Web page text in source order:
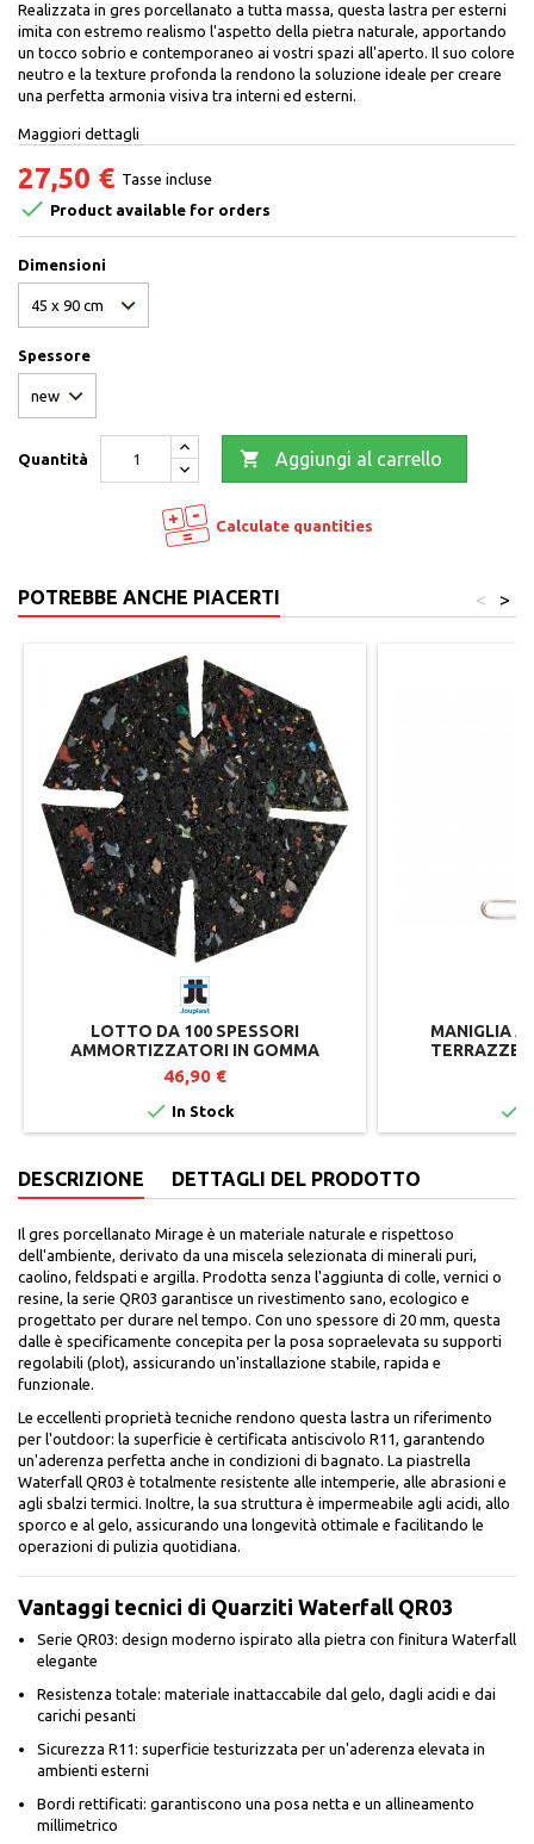
Realizzata in gres porcellanato a tutta massa, questa lastra per esterni
imita con estremo realismo l'aspetto della pietra naturale, apportando
un tocco sobrio e contemporaneo ai vostri spazi all'aperto. Il suo colore
neutro e la texture profonda la rendono la soluzione ideale per creare
una perfetta armonia visiva tra interni ed esterni.
Maggiori dettagli
27,50 € Tasse incluse
 Product available for orders
Dimensioni
Spessore
Quantità  Aggiungi al carrello
Calculate quantities
POTREBBE ANCHE PIACERTI >
<
LOTTO DA 100 SPESSORI
AMMORTIZZATORI IN GOMMA
RICICLATA PER SUPPORTI TERRAZZA
46,90 €
 In Stock
MANIGLIA
TERRAZZE

DESCRIZIONE DETTAGLI DEL PRODOTTO
Il gres porcellanato Mirage è un materiale naturale e rispettoso
dell'ambiente, derivato da una miscela selezionata di minerali puri,
caolino, feldspati e argilla. Prodotta senza l'aggiunta di colle, vernici o
resine, la serie QR03 garantisce un rivestimento sano, ecologico e
progettato per durare nel tempo. Con uno spessore di 20 mm, questa
dalle è specificamente concepita per la posa sopraelevata su supporti
regolabili (plot), assicurando un'installazione stabile, rapida e
funzionale.
Le eccellenti proprietà tecniche rendono questa lastra un riferimento
per l'outdoor: la superficie è certificata antiscivolo R11, garantendo
un'aderenza perfetta anche in condizioni di bagnato. La piastrella
Waterfall QR03 è totalmente resistente alle intemperie, alle abrasioni e
agli sbalzi termici. Inoltre, la sua struttura è impermeabile agli acidi, allo
sporco e al gelo, assicurando una longevità ottimale e facilitando le
operazioni di pulizia quotidiana.
Vantaggi tecnici di Quarziti Waterfall QR03
Serie QR03: design moderno ispirato alla pietra con finitura Waterfall
elegante
Resistenza totale: materiale inattaccabile dal gelo, dagli acidi e dai
carichi pesanti
Sicurezza R11: superficie testurizzata per un'aderenza elevata in
ambienti esterni
Bordi rettificati: garantiscono una posa netta e un allineamento
millimetrico